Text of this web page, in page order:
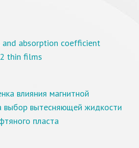
and absorption coefficient
thin films
влияния магнитной
выбор вытесняющей жидкости
пласта